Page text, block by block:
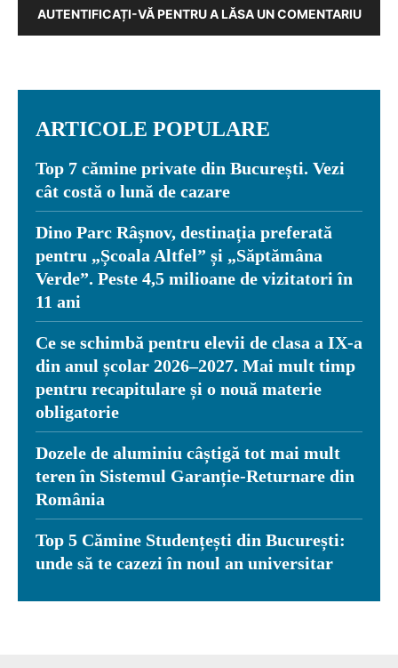
AUTENTIFICAȚI-VĂ PENTRU A LĂSA UN COMENTARIU
ARTICOLE POPULARE
Top 7 cămine private din București. Vezi
cât costă o lună de cazare
Dino Parc Râșnov, destinația preferată
pentru „Școala Altfel” și „Săptămâna
Verde”. Peste 4,5 milioane de vizitatori în
11 ani
Ce se schimbă pentru elevii de clasa a IX-a
din anul școlar 2026–2027. Mai mult timp
pentru recapitulare și o nouă materie
obligatorie
Dozele de aluminiu câștigă tot mai mult
teren în Sistemul Garanție-Returnare din
România
Top 5 Cămine Studențești din București:
unde să te cazezi în noul an universitar